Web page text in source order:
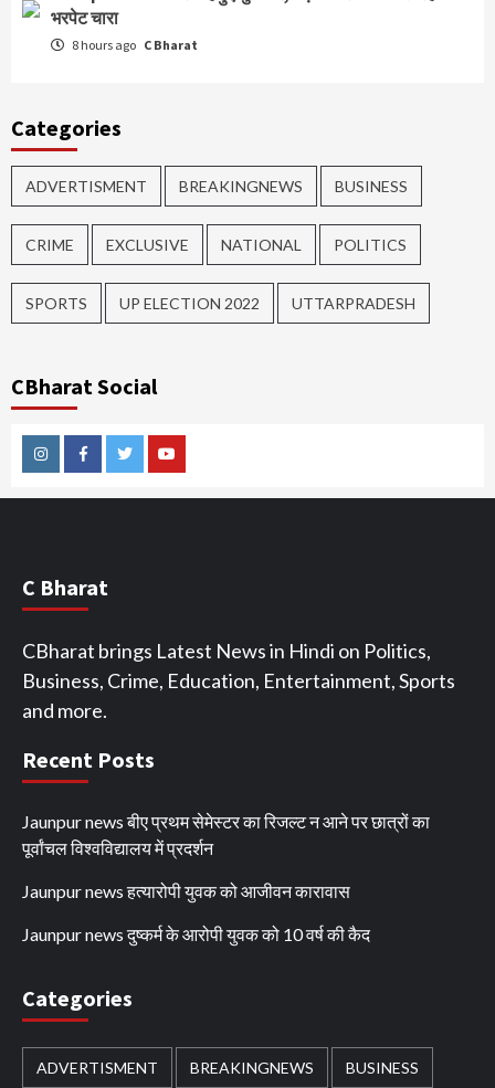
भरपेट चारा
8 hours ago C Bharat
Categories
ADVERTISMENT BREAKINGNEWS BUSINESS
CRIME EXCLUSIVE NATIONAL POLITICS
SPORTS UP ELECTION 2022 UTTARPRADESH
CBharat Social
InstagramFacebookTwitterYoutube
C Bharat
CBharat brings Latest News in Hindi on Politics,
Business, Crime, Education, Entertainment, Sports
and more.
Recent Posts
Jaunpur news बीए प्रथम सेमेस्टर का रिजल्ट न आने पर छात्रों का
पूर्वांचल विश्वविद्यालय में प्रदर्शन
Jaunpur news हत्यारोपी युवक को आजीवन कारावास
Jaunpur news दुष्कर्म के आरोपी युवक को 10 वर्ष की कैद
Categories
ADVERTISMENT BREAKINGNEWS BUSINESS